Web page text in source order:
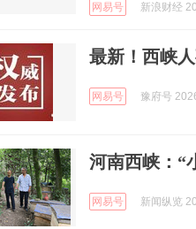
网易号 新浪财经
最新！西峡
网易号 豫府号
河南西峡：“
网易号 新闻纵览